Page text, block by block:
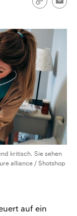
Link
kritisch. Sie sehen
alliance / Shotshop
auf ein